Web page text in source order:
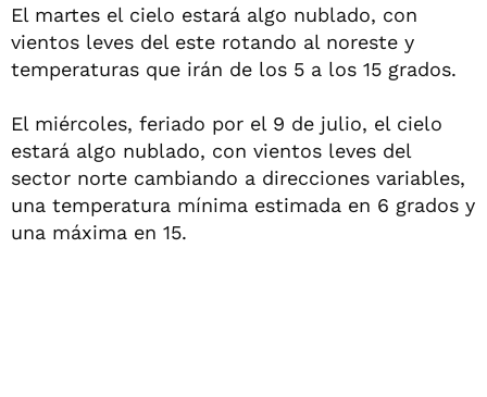
El martes el cielo estará algo nublado, con
vientos leves del este rotando al noreste y
temperaturas que irán de los 5 a los 15 grados.
El miércoles, feriado por el 9 de julio, el cielo
estará algo nublado, con vientos leves del
sector norte cambiando a direcciones variables,
una temperatura mínima estimada en 6 grados y
una máxima en 15.